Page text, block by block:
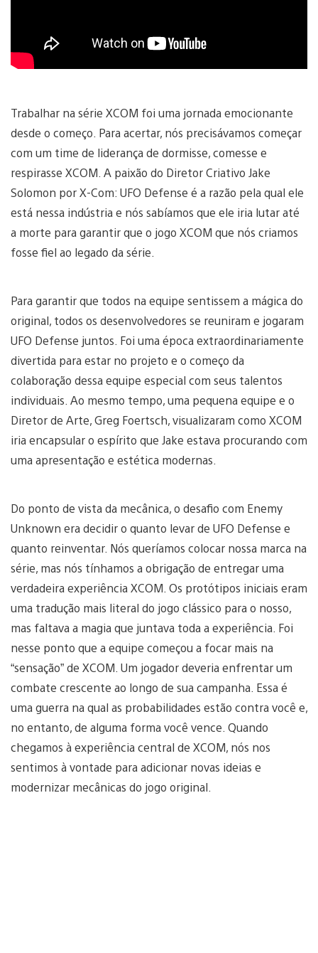
Trabalhar na série XCOM foi uma jornada emocionante
desde o começo. Para acertar, nós precisávamos começar
com um time de liderança de dormisse, comesse e
respirasse XCOM. A paixão do Diretor Criativo Jake
Solomon por X-Com: UFO Defense é a razão pela qual ele
está nessa indústria e nós sabíamos que ele iria lutar até
a morte para garantir que o jogo XCOM que nós criamos
fosse fiel ao legado da série.
Para garantir que todos na equipe sentissem a mágica do
original, todos os desenvolvedores se reuniram e jogaram
UFO Defense juntos. Foi uma época extraordinariamente
divertida para estar no projeto e o começo da
colaboração dessa equipe especial com seus talentos
individuais. Ao mesmo tempo, uma pequena equipe e o
Diretor de Arte, Greg Foertsch, visualizaram como XCOM
iria encapsular o espírito que Jake estava procurando com
uma apresentação e estética modernas.
Do ponto de vista da mecânica, o desafio com Enemy
Unknown era decidir o quanto levar de UFO Defense e
quanto reinventar. Nós queríamos colocar nossa marca na
série, mas nós tínhamos a obrigação de entregar uma
verdadeira experiência XCOM. Os protótipos iniciais eram
uma tradução mais literal do jogo clássico para o nosso,
mas faltava a magia que juntava toda a experiência. Foi
nesse ponto que a equipe começou a focar mais na
“sensação” de XCOM. Um jogador deveria enfrentar um
combate crescente ao longo de sua campanha. Essa é
uma guerra na qual as probabilidades estão contra você e,
no entanto, de alguma forma você vence. Quando
chegamos à experiência central de XCOM, nós nos
sentimos à vontade para adicionar novas ideias e
modernizar mecânicas do jogo original.